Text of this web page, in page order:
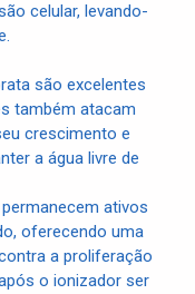
celular, levando-
são excelentes
também atacam
crescimento e
a água livre de
ativos
oferecendo uma
a proliferação
o ionizador ser